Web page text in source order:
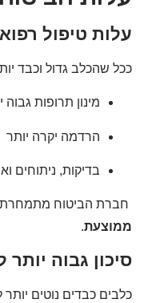
טיפול רפואי
שהכלב גדול וכבד יותר:
מינון תרופות גבוה יותר
הרדמה יקרה יותר
בדיקות, ניתוחים ואשפוזים
הביטוח מתמחרת סיכון לפי
.
גבוה יותר
כבדים נוטים יותר ל: